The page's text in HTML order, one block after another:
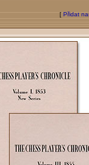
[ Přidat